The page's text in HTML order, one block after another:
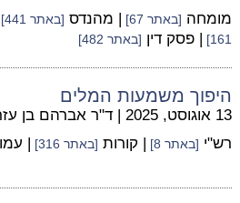
מומחה [באתר 67] | מהנדס [באתר 441]
161]
| פסק דין [באתר 482]
היפוך משמעות המלים
13 אוגוסט, 2025 | ד"ר אברהם בן
רש"י [באתר 8] | קורות [באתר 316] |